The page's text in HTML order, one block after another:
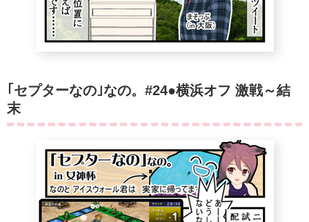
｢セプターなの｣なの。#24●横浜オフ 激戦～結
末